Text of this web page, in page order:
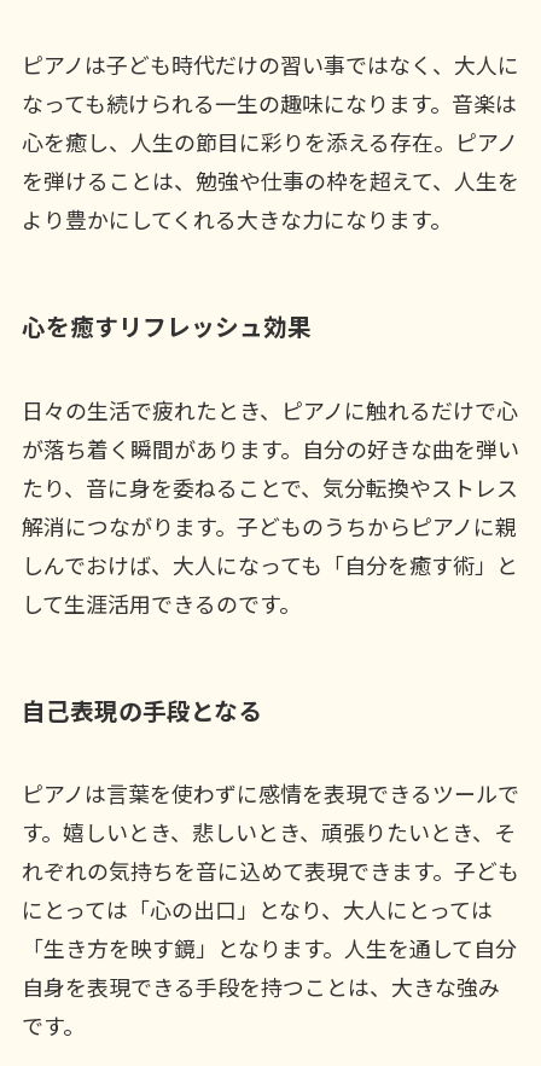
ピアノは子ども時代だけの習い事ではなく、大人に
なっても続けられる一生の趣味になります。音楽は
心を癒し、人生の節目に彩りを添える存在。ピアノ
を弾けることは、勉強や仕事の枠を超えて、人生を
より豊かにしてくれる大きな力になります。
心を癒すリフレッシュ効果
日々の生活で疲れたとき、ピアノに触れるだけで心
が落ち着く瞬間があります。自分の好きな曲を弾い
たり、音に身を委ねることで、気分転換やストレス
解消につながります。子どものうちからピアノに親
しんでおけば、大人になっても「自分を癒す術」と
して生涯活用できるのです。
自己表現の手段となる
ピアノは言葉を使わずに感情を表現できるツールで
す。嬉しいとき、悲しいとき、頑張りたいとき、そ
れぞれの気持ちを音に込めて表現できます。子ども
にとっては「心の出口」となり、大人にとっては
「生き方を映す鏡」となります。人生を通して自分
自身を表現できる手段を持つことは、大きな強み
です。